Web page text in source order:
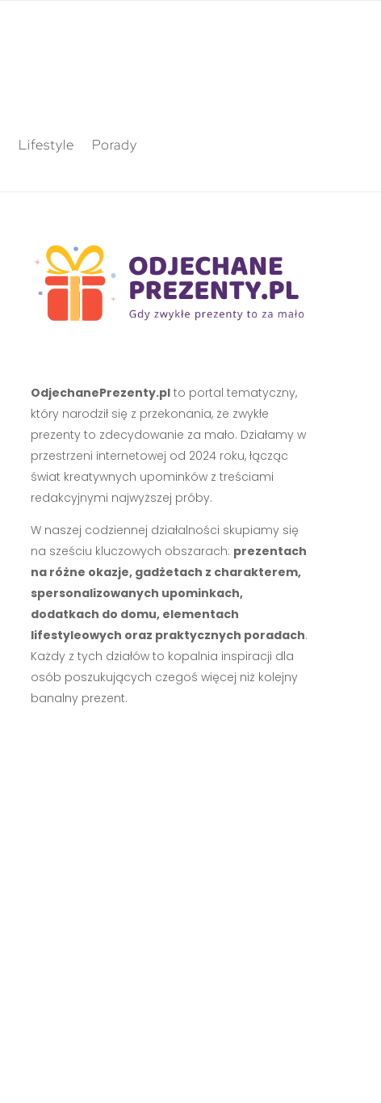
Lifestyle Porady
OdjechanePrezenty.plto portal tematyczny,
który narodził się z przekonania, że zwykłe
prezenty to zdecydowanie za mało. Działamy w
przestrzeni internetowej od 2024 roku, łącząc
świat kreatywnych upominków z treściami
redakcyjnymi najwyższej próby.
W naszej codziennej działalności skupiamy się
na sześciu kluczowych obszarach: prezentach
na różne okazje, gadżetach z charakterem,
spersonalizowanych upominkach,
dodatkach do domu, elementach
lifestyleowych oraz praktycznych poradach.
Każdy z tych działów to kopalnia inspiracji dla
osób poszukujących czegoś więcej niż kolejny
banalny prezent.